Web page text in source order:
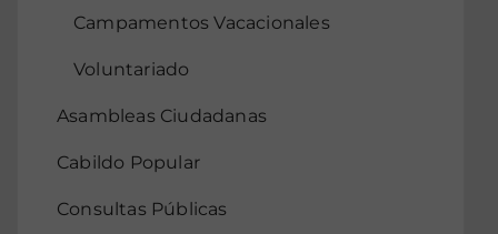
Campamentos Vacacionales
Voluntariado
Asambleas Ciudadanas
Cabildo Popular
Consultas Públicas